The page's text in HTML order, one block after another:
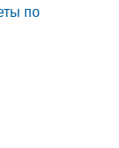
по